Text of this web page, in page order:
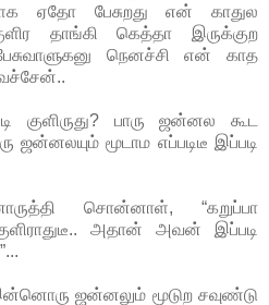
ஏதோ பேசுறது என் காதுல
தாங்கி கெத்தா இருக்குற
நெனச்சி என் காத
குளிருது? பாரு ஜன்னல கூட
மூடாம எப்படிடீ இப்படி
சொன்னாள், “கறுப்பா
அதான் அவன் இப்படி
ஜன்னலும் மூடுற சவுண்டு